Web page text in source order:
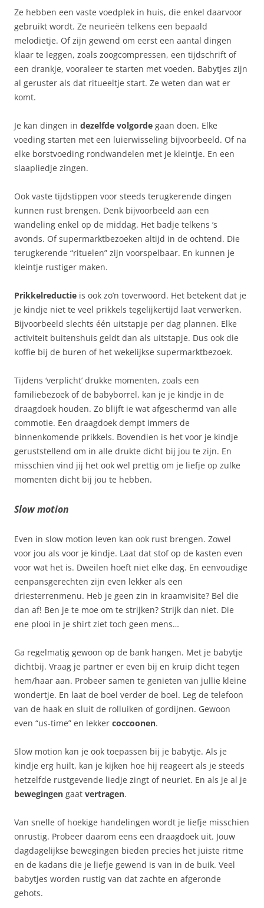
Ze hebben een vaste voedplek in huis, die enkel daarvoor
gebruikt wordt. Ze neurieën telkens een bepaald
melodietje. Of zijn gewend om eerst een aantal dingen
klaar te leggen, zoals zoogcompressen, een tijdschrift of
een drankje, vooraleer te starten met voeden. Babytjes zijn
al geruster als dat ritueeltje start. Ze weten dan wat er
komt.
Je kan dingen in dezelfde volgorde gaan doen. Elke
voeding starten met een luierwisseling bijvoorbeeld. Of na
elke borstvoeding rondwandelen met je kleintje. En een
slaapliedje zingen.
Ook vaste tijdstippen voor steeds terugkerende dingen
kunnen rust brengen. Denk bijvoorbeeld aan een
wandeling enkel op de middag. Het badje telkens ’s
avonds. Of supermarktbezoeken altijd in de ochtend. Die
terugkerende “rituelen” zijn voorspelbaar. En kunnen je
kleintje rustiger maken.
Prikkelreductie is ook zo’n toverwoord. Het betekent dat je
je kindje niet te veel prikkels tegelijkertijd laat verwerken.
Bijvoorbeeld slechts één uitstapje per dag plannen. Elke
activiteit buitenshuis geldt dan als uitstapje. Dus ook die
koffie bij de buren of het wekelijkse supermarktbezoek.
Tijdens ‘verplicht’ drukke momenten, zoals een
familiebezoek of de babyborrel, kan je je kindje in de
draagdoek houden. Zo blijft ie wat afgeschermd van alle
commotie. Een draagdoek dempt immers de
binnenkomende prikkels. Bovendien is het voor je kindje
geruststellend om in alle drukte dicht bij jou te zijn. En
misschien vind jij het ook wel prettig om je liefje op zulke
momenten dicht bij jou te hebben.
Slow motion
Even in slow motion leven kan ook rust brengen. Zowel
voor jou als voor je kindje. Laat dat stof op de kasten even
voor wat het is. Dweilen hoeft niet elke dag. En eenvoudige
eenpansgerechten zijn even lekker als een
driesterrenmenu. Heb je geen zin in kraamvisite? Bel die
dan af! Ben je te moe om te strijken? Strijk dan niet. Die
ene plooi in je shirt ziet toch geen mens…
Ga regelmatig gewoon op de bank hangen. Met je babytje
dichtbij. Vraag je partner er even bij en kruip dicht tegen
hem/haar aan. Probeer samen te genieten van jullie kleine
wondertje. En laat de boel verder de boel. Leg de telefoon
van de haak en sluit de rolluiken of gordijnen. Gewoon
even “us-time” en lekker coccoonen.
Slow motion kan je ook toepassen bij je babytje. Als je
kindje erg huilt, kan je kijken hoe hij reageert als je steeds
hetzelfde rustgevende liedje zingt of neuriet. En als je al je
bewegingen gaat vertragen.
Van snelle of hoekige handelingen wordt je liefje misschien
onrustig. Probeer daarom eens een draagdoek uit. Jouw
dagdagelijkse bewegingen bieden precies het juiste ritme
en de kadans die je liefje gewend is van in de buik. Veel
babytjes worden rustig van dat zachte en afgeronde
gehots.